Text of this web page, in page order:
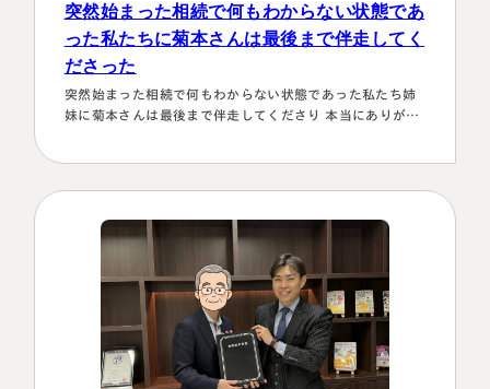
突然始まった相続で何もわからない状態であ
った私たちに菊本さんは最後まで伴走してく
ださった
突然始まった相続で何もわからない状態であった私たち姉
妹に菊本さんは最後まで伴走してくださり 本当にありがた
ルでも電話 すぐに教えてくださり、無事納税を済ませるこ
とができほっとしていま…